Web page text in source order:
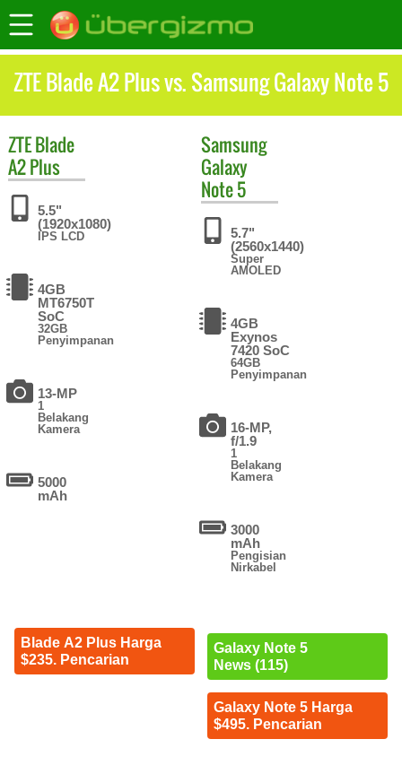
ZTE Blade A2 Plus vs. Samsung Galaxy Note 5
ZTEBlade
A2 Plus
5.5"
(1920x1080)
IPS LCD
4GB
MT6750T
SoC
32GB
Penyimpanan
13-MP
1
Belakang
Kamera
5000
mAh
Blade A2 Plus Harga
$235. Pencarian
Samsung
Galaxy
Note 5
5.7"
(2560x1440)
Super
AMOLED
4GB
Exynos
7420 SoC
64GB
Penyimpanan
16-MP,
f/1.9
1
Belakang
Kamera
3000
mAh
Pengisian
Nirkabel
Galaxy Note 5
News (115)
Galaxy Note 5 Harga
$495. Pencarian